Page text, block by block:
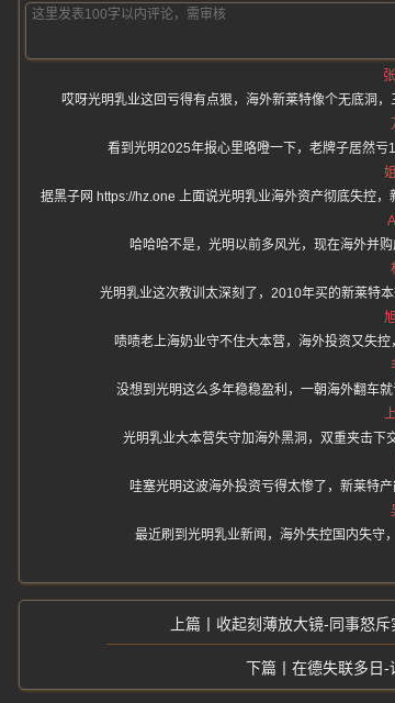
哎呀光明乳业这回亏得有点狠，海外新莱特像个无底洞
看到光明2025年报心里咯噔一下，老牌子居然亏
据黑子网 https://hz.one 上面说光明乳业海外资产彻底失控
哈哈哈不是，光明以前多风光，现在海外并
光明乳业这次教训太深刻了，2010年买的新莱特
啧啧老上海奶业守不住大本营，海外投资又失
没想到光明这么多年稳稳盈利，一朝海外翻车
光明乳业大本营失守加海外黑洞，双重夹击下
哇塞光明这波海外投资亏得太惨了，新莱特
最近刷到光明乳业新闻，海外失控国内失守
收起刻薄放大镜-同事怒
在德失联多日-